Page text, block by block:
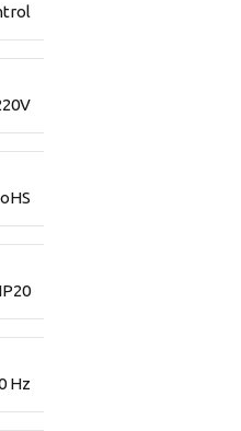
IP20
Hz